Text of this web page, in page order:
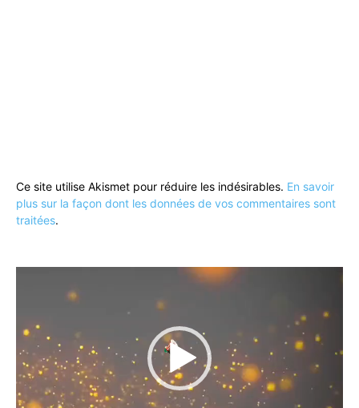
Ce site utilise Akismet pour réduire les indésirables. En savoir
plus sur la façon dont les données de vos commentaires sont
traitées.